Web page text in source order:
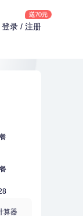
登录 / 注册
YM601
男）
算器